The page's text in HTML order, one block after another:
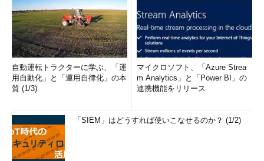
自動運転トラクターに学ぶ、「運
用自動化」と「運用自律化」の本
質 (1/3)
マイクロソフト、「Azure Strea
m Analytics」と「Power BI」の
連携機能をリリース
「SIEM」はどうすれば使いこなせるのか？ (1/2)